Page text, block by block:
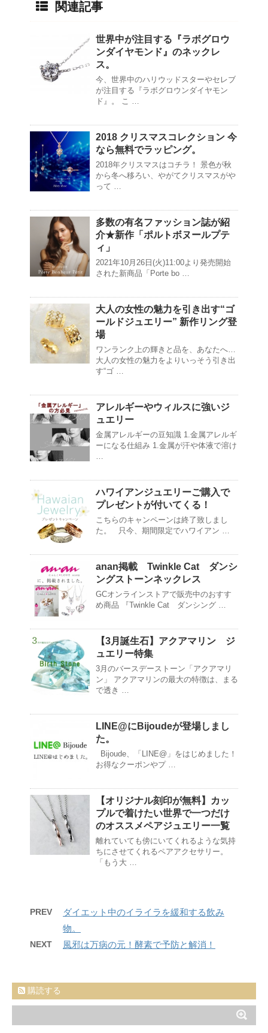
関連記事
世界中が注目する『ラボグロウ
ンダイヤモンド』のネックレ
ス。
今、世界中のハリウッドスターやセレブ
が注目する『ラボグロウンダイヤモン
ド』。 こ …
2018 クリスマスコレクション 今
なら無料でラッピング。
2018年クリスマスはコチラ！ 景色が秋
から冬へ移ろい、やがてクリスマスがや
って …
多数の有名ファッション誌が紹
介★新作「ポルトボヌールプテ
ィ」
2021年10月26日(火)11:00より発売開始
された新商品「Porte bo …
大人の女性の魅力を引き出す“ゴ
ールドジュエリー” 新作リング登
場
ワンランク上の輝きと品を、あなたへ…
大人の女性の魅力をよりいっそう引き出
す“ゴ …
アレルギーやウィルスに強いジ
ュエリー
金属アレルギーの豆知識 1.金属アレルギ
ーになる仕組み 1.金属が汗や体液で溶け
…
ハワイアンジュエリーご購入で
プレゼントが付いてくる！
こちらのキャンペーンは終了致しまし
た。 只今、期間限定でハワイアン …
anan掲載 Twinkle Cat ダンシ
ングストーンネックレス
GCオンラインストアで販売中のおすす
め商品 『Twinkle Cat ダンシング …
【3月誕生石】アクアマリン ジ
ュエリー特集
3月のバースデーストーン「アクアマリ
ン」 アクアマリンの最大の特徴は、まる
で透き …
LINE@にBijoudeが登場しまし
た。
Bijoude、「LINE@」をはじめました！
お得なクーポンやプ …
【オリジナル刻印が無料】カッ
プルで着けたい世界で一つだけ
のオススメペアジュエリー一覧
離れていても傍にいてくれるような気持
ちにさせてくれるペアアクセサリー。
「もう大 …
PREV
ダイエット中のイライラを緩和する飲み
物。
NEXT 風邪は万病の元！酵素で予防と解消！
購読する